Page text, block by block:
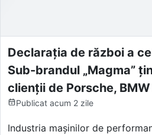
Declarația de război a
Sub-brandul „Magma”
clienții de Porsche, BMW
Publicat acum 2 zile
Industria mașinilor de